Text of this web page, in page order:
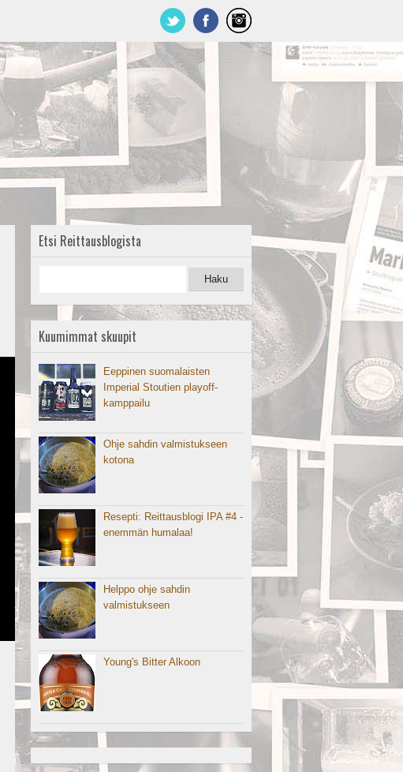
Etsi Reittausblogista
Kuumimmat skuupit
Eeppinen suomalaisten
Imperial Stoutien playoff-
kamppailu
Ohje sahdin valmistukseen
kotona
Resepti: Reittausblogi IPA #4 -
enemmän humalaa!
Helppo ohje sahdin
valmistukseen
Young's Bitter Alkoon